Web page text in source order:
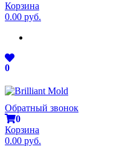
Корзина
0.00 руб.
0
Обратный звонок
0
Корзина
0.00 руб.